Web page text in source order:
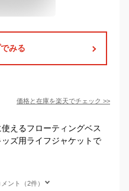
みる
価格と在庫を楽天でチェック >>
えるフローティングベス
ズ用ライフジャケットで
ント（2件）